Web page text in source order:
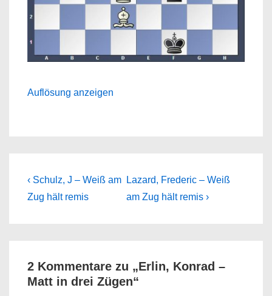
Auflösung anzeigen
Beitragsnavigation
Previous
Post
‹ Schulz, J – Weiß am
Zug hält remis
Next
Post
Lazard, Frederic – Weiß
am Zug hält remis ›
2 Kommentare zu „Erlin, Konrad –
Matt in drei Zügen“